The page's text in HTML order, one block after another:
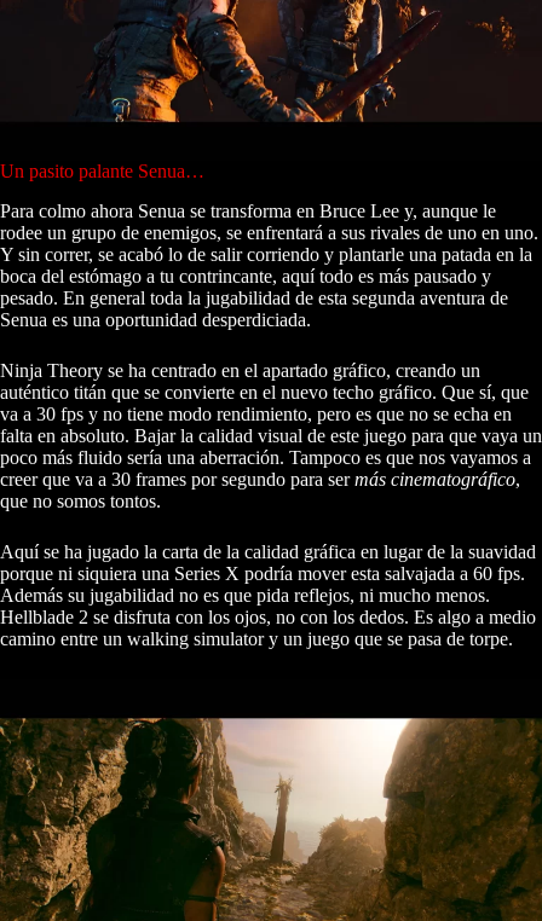
Un pasito palante Senua…
Para colmo ahora Senua se transforma en Bruce Lee y, aunque le
rodee un grupo de enemigos, se enfrentará a sus rivales de uno en uno.
Y sin correr, se acabó lo de salir corriendo y plantarle una patada en la
boca del estómago a tu contrincante, aquí todo es más pausado y
pesado. En general toda la jugabilidad de esta segunda aventura de
Senua es una oportunidad desperdiciada.
Ninja Theory se ha centrado en el apartado gráfico, creando un
auténtico titán que se convierte en el nuevo techo gráfico. Que sí, que
va a 30 fps y no tiene modo rendimiento, pero es que no se echa en
falta en absoluto. Bajar la calidad visual de este juego para que vaya un
poco más fluido sería una aberración. Tampoco es que nos vayamos a
creer que va a 30 frames por segundo para sermás cinematográfico,
que no somos tontos.
Aquí se ha jugado la carta de la calidad gráfica en lugar de la suavidad
porque ni siquiera una Series X podría mover esta salvajada a 60 fps.
Además su jugabilidad no es que pida reflejos, ni mucho menos.
Hellblade 2 se disfruta con los ojos, no con los dedos. Es algo a medio
camino entre un walking simulator y un juego que se pasa de torpe.